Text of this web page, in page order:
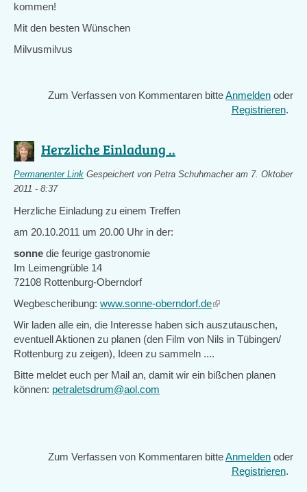
kommen!
Mit den besten Wünschen
Milvusmilvus
Zum Verfassen von Kommentaren bitteAnmelden oder
Registrieren.
Herzliche Einladung ..
Permanenter Link Gespeichert von Petra Schuhmacheram 7. Oktober
2011 - 8:37
Herzliche Einladung zu einem Treffen
am 20.10.2011 um 20.00 Uhr in der:
sonne die feurige gastronomie
Im Leimengrüble 14
72108 Rottenburg-Oberndorf
Wegbescheribung: www.sonne-oberndorf.de(link
external)
Wir laden alle ein, die Interesse haben sich auszutauschen,
eventuell Aktionen zu planen (den Film von Nils in Tübingen/
Rottenburg zu zeigen), Ideen zu sammeln ....
Bitte meldet euch per Mail an, damit wir ein bißchen planen
können: petraletsdrum@aol.com
Zum Verfassen von Kommentaren bitteAnmelden oder
Registrieren.